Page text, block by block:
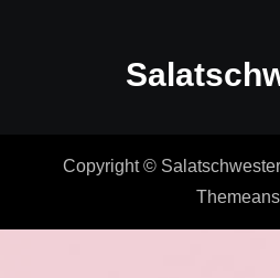
Copyright ©